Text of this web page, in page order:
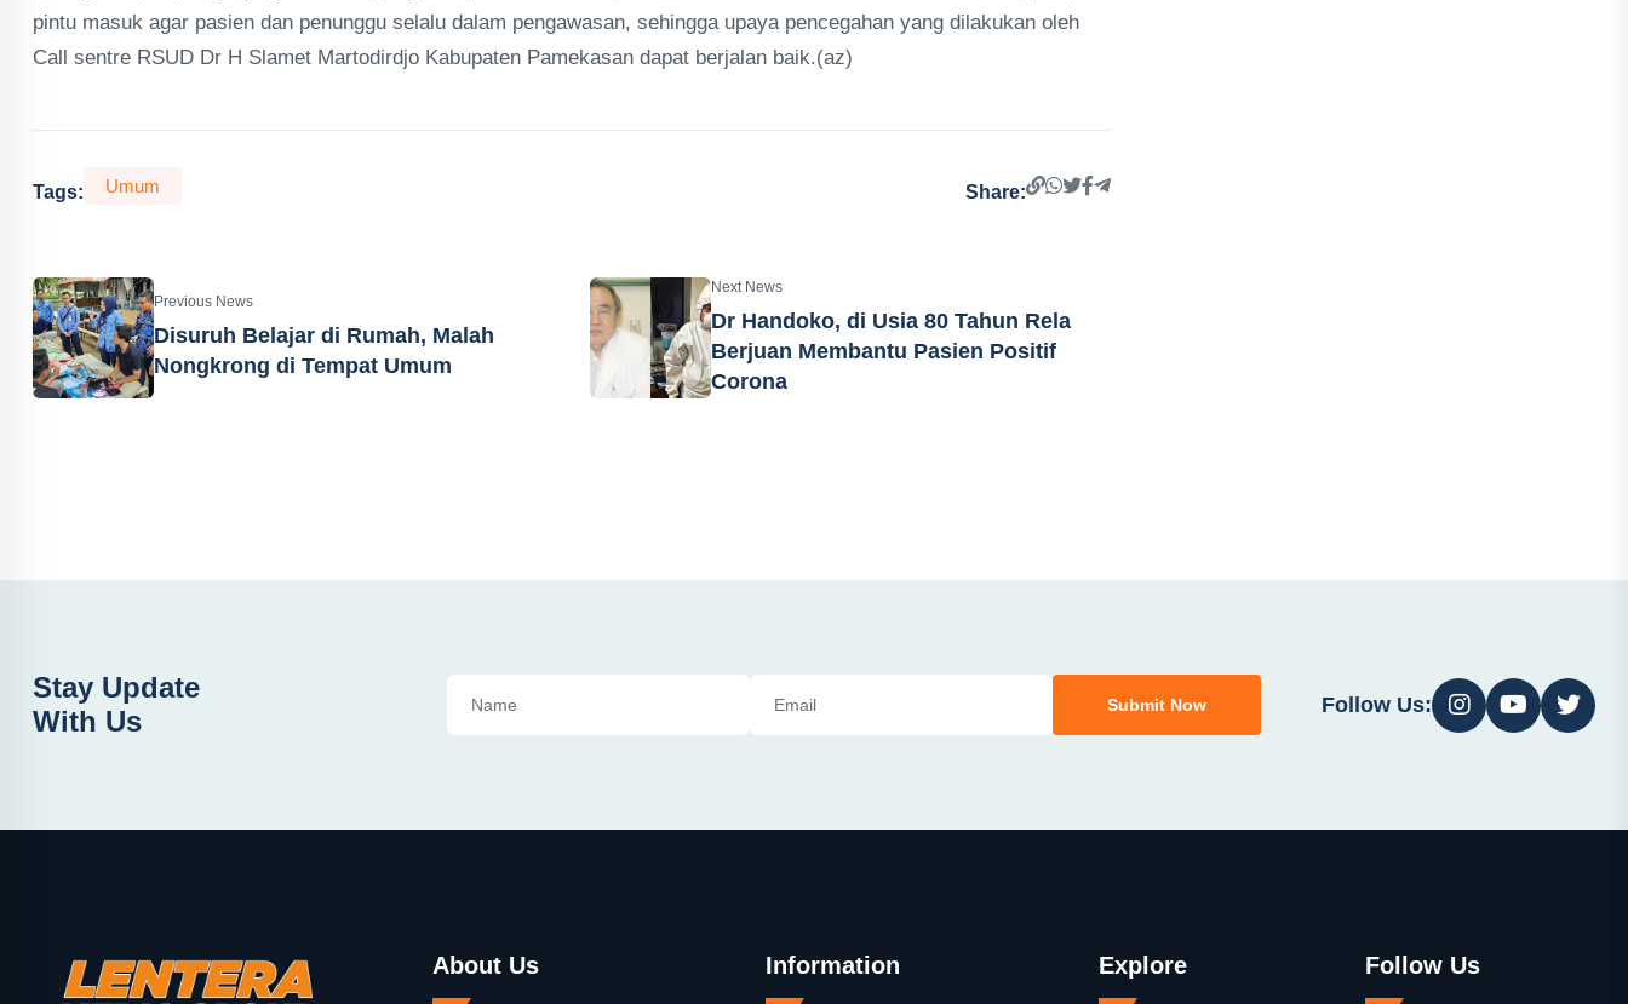
pintu masuk agar pasien dan penunggu selalu dalam pengawasan, sehingga upaya pencegahan yang dilakukan oleh
Call sentre RSUD Dr H Slamet Martodirdjo Kabupaten Pamekasan dapat berjalan baik.(az)
Tags: Umum Share:
Previous News
Disuruh Belajar di Rumah, Malah
Nongkrong di Tempat Umum
Next News
Dr Handoko, di Usia 80 Tahun Rela
Berjuan Membantu Pasien Positif
Corona
Stay Update
With Us
Submit Now Follow Us:
About Us Information Explore Follow Us